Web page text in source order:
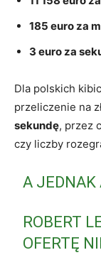
185 euro za
3 euro za
Dla polskich
przeliczenie na
sekundę, przez
czy liczby
A JEDNAK
ROBERT
OFERTĘ